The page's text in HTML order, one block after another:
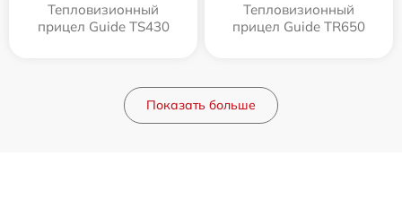
Тепловизионный
прицел Guide TS430
Тепловизионный
прицел Guide TR650
Показать больше